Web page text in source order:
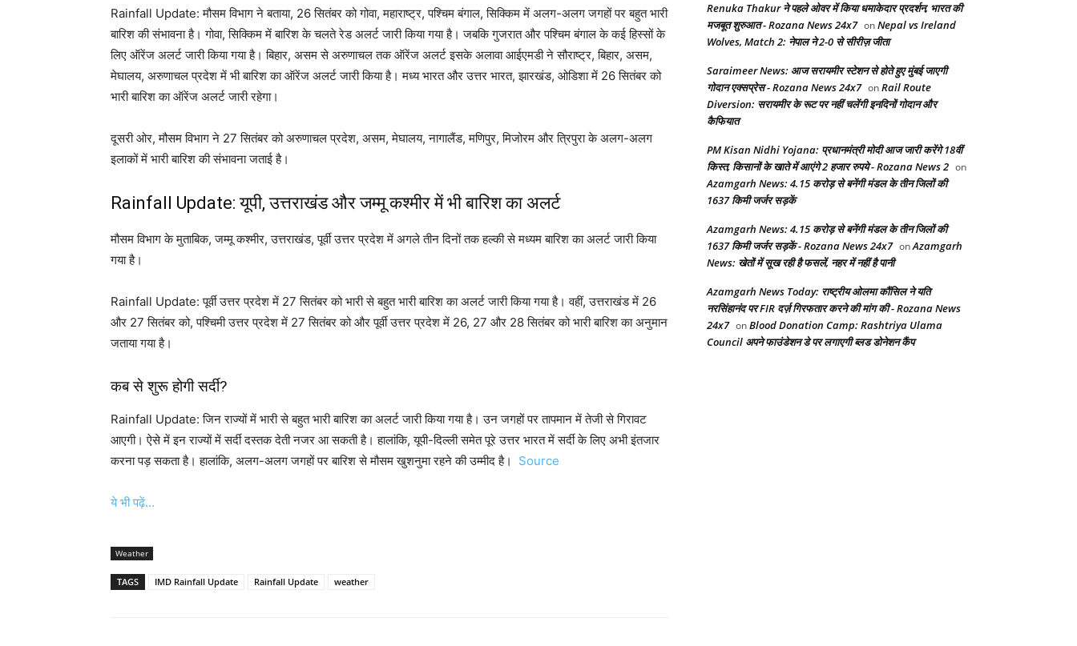
Rainfall Update: मौसम विभाग ने बताया, 26 सितंबर को गोवा, महाराष्ट्र, पश्चिम बंगाल, सिक्किम में अलग-अलग जगहों पर बहुत भारी
बारिश की संभावना है। गोवा, सिक्किम में बारिश के चलते रेड अलर्ट जारी किया गया है। जबकि गुजरात और पश्चिम बंगाल के कई हिस्सों के
लिए ऑरेंज अलर्ट जारी किया गया है। बिहार, असम से अरुणाचल तक ऑरेंज अलर्ट इसके अलावा आईएमडी ने सौराष्ट्र, बिहार, असम,
मेघालय, अरुणाचल प्रदेश में भी बारिश का ऑरेंज अलर्ट जारी किया है। मध्य भारत और उत्तर भारत, झारखंड, ओडिशा में 26 सितंबर को
भारी बारिश का ऑरेंज अलर्ट जारी रहेगा।
दूसरी ओर, मौसम विभाग ने 27 सितंबर को अरुणाचल प्रदेश, असम, मेघालय, नागालैंड, मणिपुर, मिजोरम और त्रिपुरा के अलग-अलग
इलाकों में भारी बारिश की संभावना जताई है।
Rainfall Update: यूपी, उत्तराखंड और जम्मू कश्मीर में भी बारिश का अलर्ट
मौसम विभाग के मुताबिक, जम्मू कश्मीर, उत्तराखंड, पूर्वी उत्तर प्रदेश में अगले तीन दिनों तक हल्की से मध्यम बारिश का अलर्ट जारी किया
गया है।
Rainfall Update: पूर्वी उत्तर प्रदेश में 27 सितंबर को भारी से बहुत भारी बारिश का अलर्ट जारी किया गया है। वहीं, उत्तराखंड में 26
और 27 सितंबर को, पश्चिमी उत्तर प्रदेश में 27 सितंबर को और पूर्वी उत्तर प्रदेश में 26, 27 और 28 सितंबर को भारी बारिश का अनुमान
जताया गया है।
कब से शुरू होगी सर्दी?
Rainfall Update: जिन राज्यों में भारी से बहुत भारी बारिश का अलर्ट जारी किया गया है। उन जगहों पर तापमान में तेजी से गिरावट
आएगी। ऐसे में इन राज्यों में सर्दी दस्तक देती नजर आ सकती है। हालांकि, यूपी-दिल्ली समेत पूरे उत्तर भारत में सर्दी के लिए अभी इंतजार
करना पड़ सकता है। हालांकि, अलग-अलग जगहों पर बारिश से मौसम खुशनुमा रहने की उम्मीद है।
Source
ये भी पढ़ें…
Weather
TAGS IMD Rainfall Update Rainfall Update weather
Renuka Thakur ने पहले ओवर में किया धमाकेदार प्रदर्शन, भारत की
मजबूत शुरुआत - Rozana News 24x7 onNepal vs Ireland
Wolves, Match 2: नेपाल ने 2-0 से सीरीज़ जीता
Saraimeer News: आज सरायमीर स्टेशन से होते हुए मुंबई जाएगी
गोदान एक्सप्रेस - Rozana News 24x7 onRail Route
Diversion: सरायमीर के रूट पर नहीं चलेंगी इनदिनों गोदान और
कैफियात
PM Kisan Nidhi Yojana: प्रधानमंत्री मोदी आज जारी करेंगे 18वीं
किस्त, किसानों के खाते में आएंगे 2 हजार रुपये - Rozana News 2 on
Azamgarh News: 4.15 करोड़ से बनेंगी मंडल के तीन जिलों की
1637 किमी जर्जर सड़कें
Azamgarh News: 4.15 करोड़ से बनेंगी मंडल के तीन जिलों की
1637 किमी जर्जर सड़कें - Rozana News 24x7 onAzamgarh
News: खेतों में सूख रही है फसलें, नहर में नहीं है पानी
Azamgarh News Today: राष्ट्रीय ओलमा कौंसिल ने यति
नरसिंहानंद पर FIR दर्ज़ गिरफतार करने की मांग की - Rozana News
24x7 onBlood Donation Camp: Rashtriya Ulama
Council अपने फाउंडेशन डे पर लगाएगी ब्लड डोनेशन कैंप